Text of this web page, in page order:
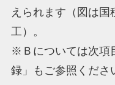
えられます（図は国
工）。
※Ｂについては次項
録」もご参照くださ